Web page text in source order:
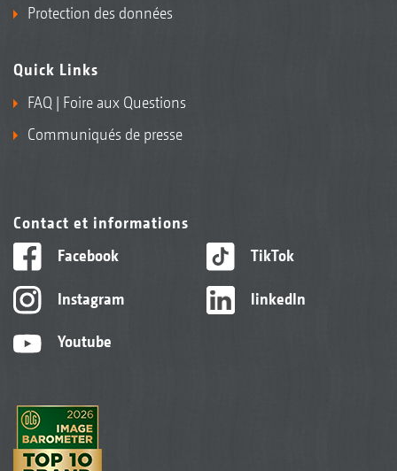
Protection des données
Quick Links
FAQ | Foire aux Questions
Communiqués de presse
Contact et informations
Facebook
Instagram
Youtube
TikTok
linkedIn